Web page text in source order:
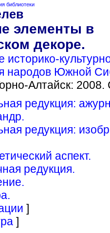
библиотеки
элементы в
декоре.
историко-
народов Южной
Алтайск: 2008.
редукция:
редукция:
аспект.
редукция.
]
]